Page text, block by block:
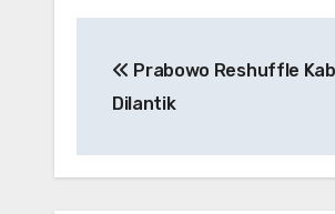
pos Prabowo Reshuffle
Dilantik